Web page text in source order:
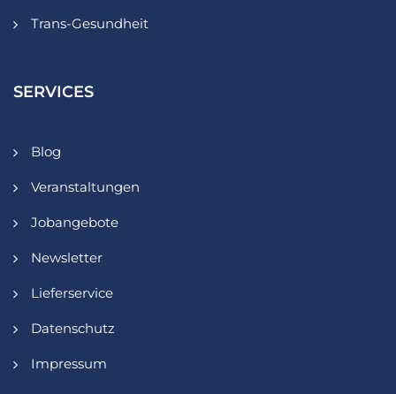
Trans-Gesundheit
SERVICES
Blog
Veranstaltungen
Jobangebote
Newsletter
Lieferservice
Datenschutz
Impressum